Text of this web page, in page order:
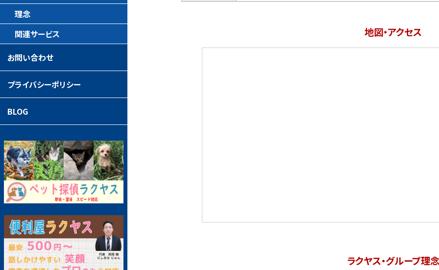
地図・アクセス
ラクヤス・グループ理念
理念
関連サービス
お問い合わせ
プライバシーポリシー
BLOG